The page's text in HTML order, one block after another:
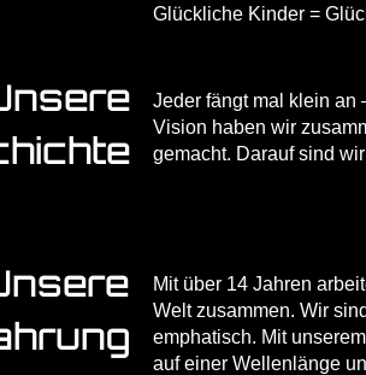
Glückliche Kinder =
Jeder fängt mal klein an
Vision haben wir
gemacht. Darauf sind
Mit über 14 Jahren
Welt zusammen. Wir
emphatisch. Mit
auf einer Wellenlänge